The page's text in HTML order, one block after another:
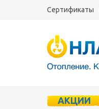
Сертификаты
АКЦИИ